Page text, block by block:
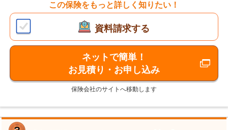
この保険をもっと詳しく知りたい！
資料請求する
ネットで簡単！
お見積り・お申し込み
保険会社のサイトへ移動します